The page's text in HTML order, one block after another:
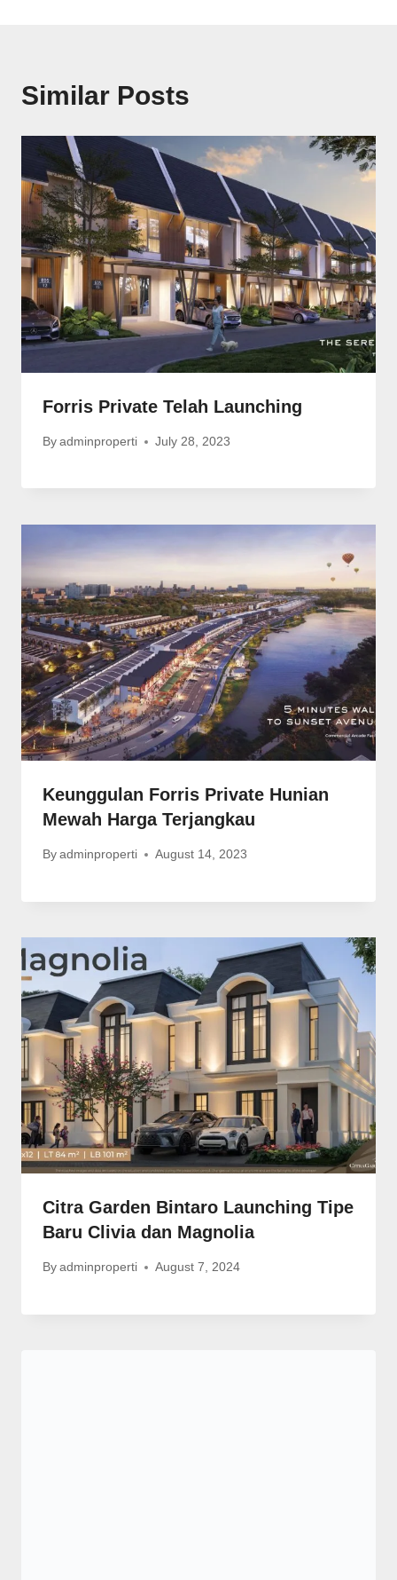
Similar Posts
Forris Private Telah Launching
By adminproperti July 28, 2023
Keunggulan Forris Private Hunian
Mewah Harga Terjangkau
By adminproperti August 14, 2023
Citra Garden Bintaro Launching Tipe
Baru Clivia dan Magnolia
By adminproperti August 7, 2024